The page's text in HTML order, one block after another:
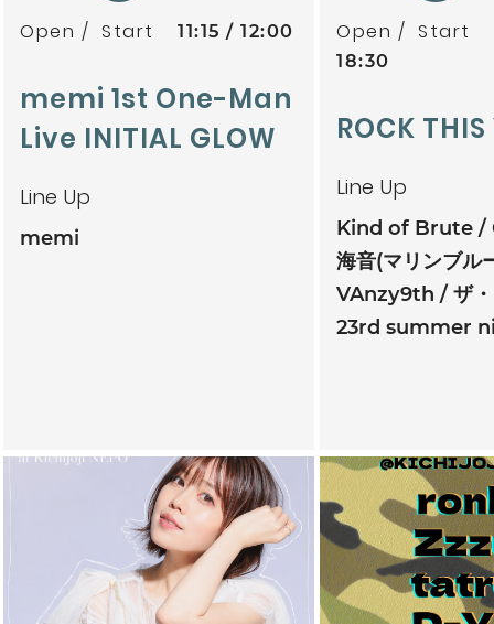
Open Start 11:15 12:00
memi 1st One-Man
Live INITIAL GLOW
Line Up
memi
Open Start
18:30
ROCK THIS
Line Up
Kind of Brute
海音(マリンブル
VAnzy9th
ザ
23rd summer